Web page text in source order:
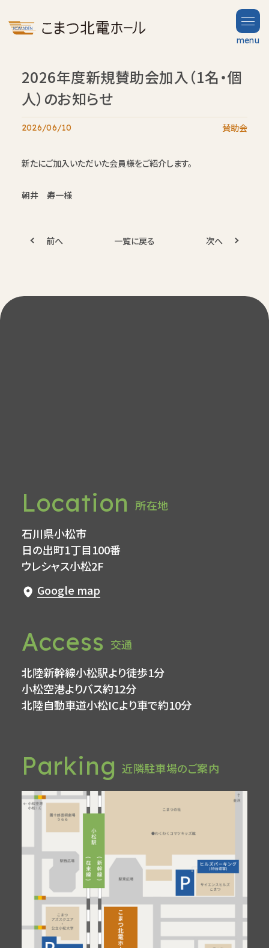
menu
TOP
トップ
Hall
Partners
News
Contact
お問い合わせ
About
2026年度新規賛助会加入（1名・個
人）のお知らせ
2026/06/10 賛助会
新たにご加入いただいた会員様をご紹介します。
朝井 寿一様
前へ 一覧に戻る 次へ
Location 所在地
石川県小松市
日の出町1丁目100番
ウレシャス小松2F
Google map
Access 交通
北陸新幹線小松駅より徒歩1分
小松空港よりバス約12分
北陸自動車道小松ICより車で約10分
Parking 近隣駐車場のご案内